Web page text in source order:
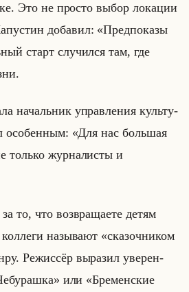
Это не просто выбор локации
до­ба­вил: «Предпоказы
старт случился там, где
на­чальник управ­ле­ния культу­
осо­бен­ным: «Для нас большая
только журналисты и
то, что воз­вра­ща­ете детям
на­зы­ва­ют «сказочником
Ре­жис­сёр вы­ра­зил уве­рен­
или «Бременские